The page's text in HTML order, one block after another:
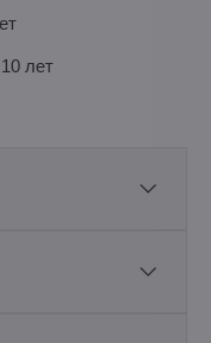
лет